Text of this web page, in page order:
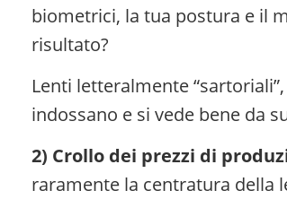
biometrici, la tua postura e il
risultato?
Lenti letteralmente
indossano e si vede bene da
2) Crollo dei prezzi di
raramente la centratura della